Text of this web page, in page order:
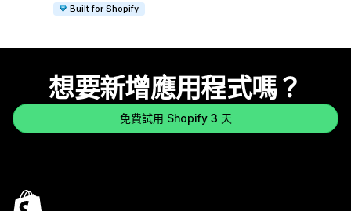
Built for Shopify
想要新增應用程式嗎？
免費試用 Shopify 3 天